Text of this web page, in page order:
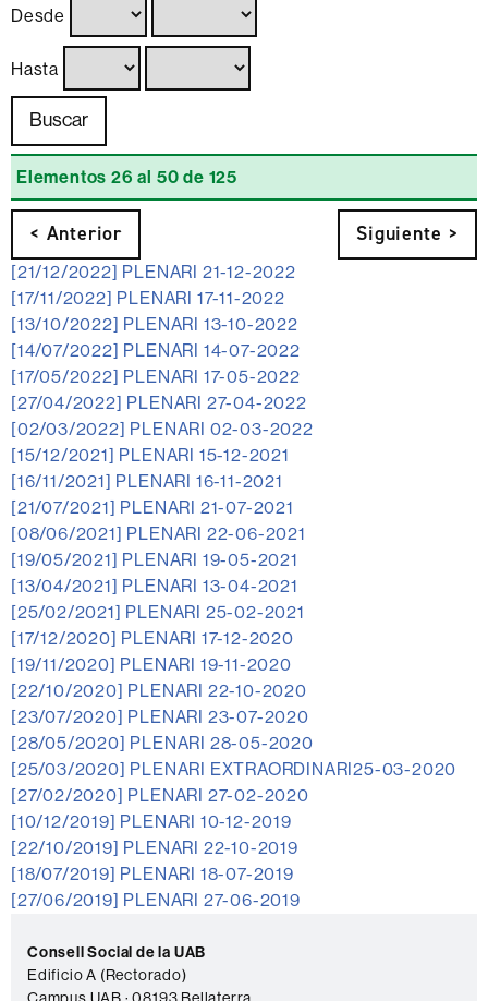
Desde
Hasta
Elementos 26 al 50 de 125
< Anterior Siguiente >
[21/12/2022] PLENARI 21-12-2022
[17/11/2022] PLENARI 17-11-2022
[13/10/2022] PLENARI 13-10-2022
[14/07/2022] PLENARI 14-07-2022
[17/05/2022] PLENARI 17-05-2022
[27/04/2022] PLENARI 27-04-2022
[02/03/2022] PLENARI 02-03-2022
[15/12/2021] PLENARI 15-12-2021
[16/11/2021] PLENARI 16-11-2021
[21/07/2021] PLENARI 21-07-2021
[08/06/2021] PLENARI 22-06-2021
[19/05/2021] PLENARI 19-05-2021
[13/04/2021] PLENARI 13-04-2021
[25/02/2021] PLENARI 25-02-2021
[17/12/2020] PLENARI 17-12-2020
[19/11/2020] PLENARI 19-11-2020
[22/10/2020] PLENARI 22-10-2020
[23/07/2020] PLENARI 23-07-2020
[28/05/2020] PLENARI 28-05-2020
[25/03/2020] PLENARI EXTRAORDINARI25-03-2020
[27/02/2020] PLENARI 27-02-2020
[10/12/2019] PLENARI 10-12-2019
[22/10/2019] PLENARI 22-10-2019
[18/07/2019] PLENARI 18-07-2019
[27/06/2019] PLENARI 27-06-2019
complementaria
C
o
Consell Social de la UAB
Edificio A (Rectorado)
Campus UAB · 08193 Bellaterra